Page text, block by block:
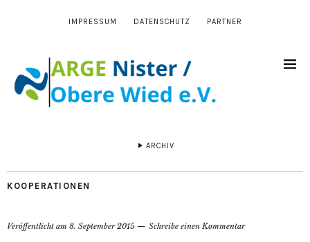
IMPRESSUM DATENSCHUTZ PARTNER
ARCHIV
KOOPERATIONEN
Veröffentlicht am 8. September 2015 Schreibe einen Kommentar